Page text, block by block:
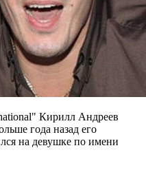
Кирилл Андреев
года назад его
на девушке по имени